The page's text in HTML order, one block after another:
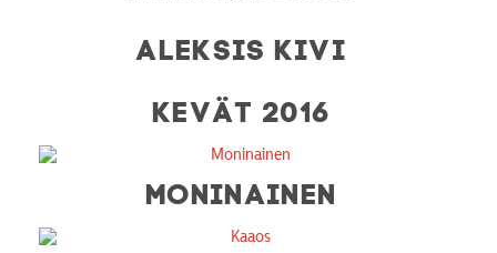
ALEKSIS KIVI
KEVÄT 2016
MONINAINEN